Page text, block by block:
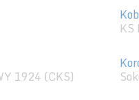
KS
1924 (CKS)